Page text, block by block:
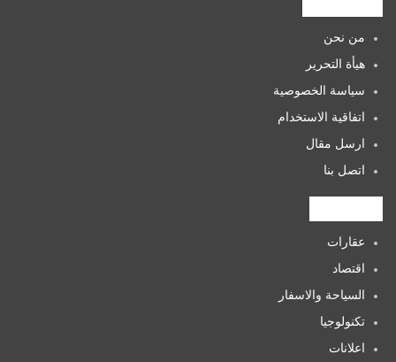
من نحن
هيأة التحرير
سياسة الخصوصية
اتفاقية الاستخدام
ارسل مقال
اتصل بنا
عقارات
اقتصاد
السياحة والاسفار
تكنولوجيا
اعلانات